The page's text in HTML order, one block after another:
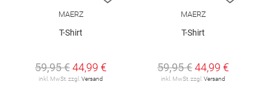
MAERZ
T-Shirt
59,95 €44,99 €
inkl. MwSt. zzgl. Versand
MAERZ
T-Shirt
59,95 €44,99 €
inkl. MwSt. zzgl. Versand